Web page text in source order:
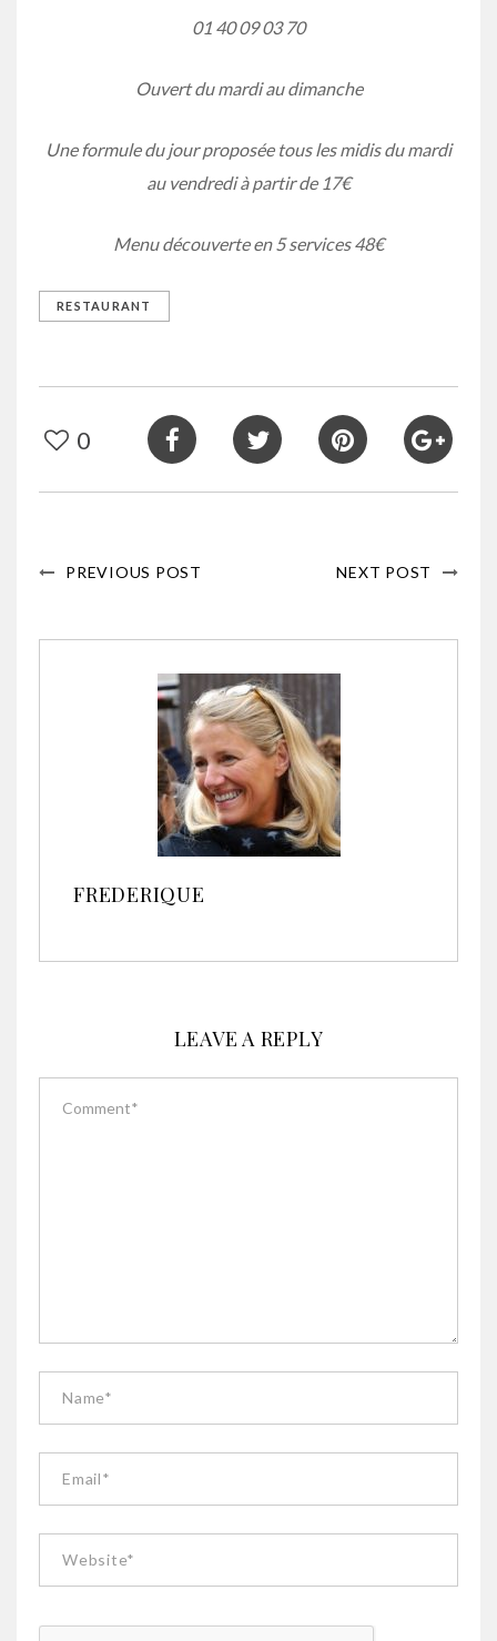
01 40 09 03 70
Ouvert du mardi au dimanche
Une formule du jour proposée tous les midis du mardi
au vendredi à partir de 17€
Menu découverte en 5 services 48€
RESTAURANT
0
PREVIOUS POST NEXT POST
FREDERIQUE
LEAVE A REPLY